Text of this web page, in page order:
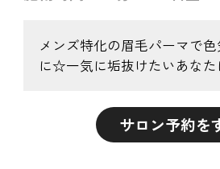
メンズ特化の眉毛パーマで
に☆一気に垢抜けたいあなた
サロン予約を